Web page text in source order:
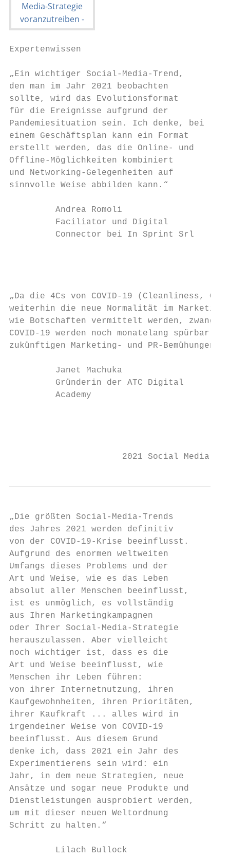
Expertenwissen
„Ein wichtiger Social-Media-Trend,
den man im Jahr 2021 beobachten
sollte, wird das Evolutionsformat
für die Ereignisse aufgrund der
Pandemiesituation sein. Ich denke, bei
einem Geschäftsplan kann ein Format
erstellt werden, das die Online- und
Offline-Möglichkeiten kombiniert
und Networking-Gelegenheiten auf
sinnvolle Weise abbilden kann.“
Andrea Romoli
Faciliator und Digital
Connector bei In Sprint Srl
„Da die 4Cs von COVID-19 (Cleanliness,
weiterhin die neue Normalität im
wie Botschaften vermittelt werden,
COVID-19 werden noch monatelang
zukünftigen Marketing- und PR-
Janet Machuka
Gründerin der ATC Digital
Academy
2021 Social Media
„Die größten Social-Media-Trends
des Jahres 2021 werden definitiv
von der COVID-19-Krise beeinflusst.
Aufgrund des enormen weltweiten
Umfangs dieses Problems und der
Art und Weise, wie es das Leben
absolut aller Menschen beeinflusst,
ist es unmöglich, es vollständig
aus Ihren Marketingkampagnen
oder Ihrer Social-Media-Strategie
herauszulassen. Aber vielleicht
noch wichtiger ist, dass es die
Art und Weise beeinflusst, wie
Menschen ihr Leben führen:
von ihrer Internetnutzung, ihren
Kaufgewohnheiten, ihren Prioritäten,
ihrer Kaufkraft ... alles wird in
irgendeiner Weise von COVID-19
beeinflusst. Aus diesem Grund
denke ich, dass 2021 ein Jahr des
Experimentierens sein wird: ein
Jahr, in dem neue Strategien, neue
Ansätze und sogar neue Produkte und
Dienstleistungen ausprobiert werden,
um mit dieser neuen Weltordnung
Schritt zu halten.“
Lilach Bullock